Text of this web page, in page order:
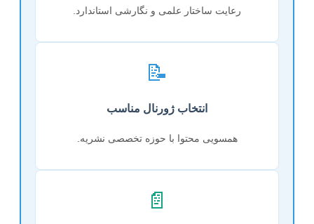
رعایت ساختار علمی و نگارشی استاندارد.
📝
انتخاب ژورنال مناسب
همسویی محتوا با حوزه تخصصی نشریه.
📄